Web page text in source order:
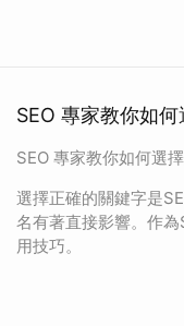
SEO 專家教你如
SEO 專家教你如何選
選擇正確的關鍵字是
名有著直接影響。作
用技巧。